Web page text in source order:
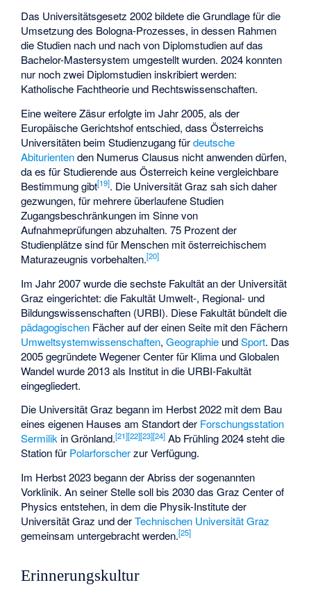
Das Universitätsgesetz 2002 bildete die Grundlage für die
Umsetzung des Bologna-Prozesses, in dessen Rahmen
die Studien nach und nach von Diplomstudien auf das
Bachelor-Mastersystem umgestellt wurden. 2024 konnten
nur noch zwei Diplomstudien inskribiert werden:
Katholische Fachtheorie und Rechtswissenschaften.
Eine weitere Zäsur erfolgte im Jahr 2005, als der
Europäische Gerichtshof entschied, dass Österreichs
Universitäten beim Studienzugang fürdeutsche
Abiturientenden Numerus Clausus nicht anwenden dürfen,
da es für Studierende aus Österreich keine vergleichbare
Bestimmung gibt[19]. Die Universität Graz sah sich daher
gezwungen, für mehrere überlaufene Studien
Zugangsbeschränkungen im Sinne von
Aufnahmeprüfungen abzuhalten. 75 Prozent der
Studienplätze sind für Menschen mit österreichischem
Maturazeugnis vorbehalten.[20]
Im Jahr 2007 wurde die sechste Fakultät an der Universität
Graz eingerichtet: die Fakultät Umwelt-, Regional- und
Bildungswissenschaften (URBI). Diese Fakultät bündelt die
pädagogischen Fächer auf der einen Seite mit den Fächern
Umweltsystemwissenschaften,Geographie undSport. Das
2005 gegründeteWegener Center für Klima und Globalen
Wandelwurde 2013 als Institut in die URBI-Fakultät
eingegliedert.
Die Universität Graz begann im Herbst 2022 mit dem Bau
eines eigenen Hauses am Standort der Forschungsstation
Sermilik in Grönland.[21][22][23][24] Ab Frühling 2024 steht die
Station für Polarforscherzur Verfügung.
Im Herbst 2023 begann der Abriss der sogenannten
Vorklinik. An seiner Stelle soll bis 2030 das Graz Center of
Physics entstehen, in dem die Physik-Institute der
Universität Graz und derTechnischen Universität Graz
gemeinsam untergebracht werden.[25]
Erinnerungskultur